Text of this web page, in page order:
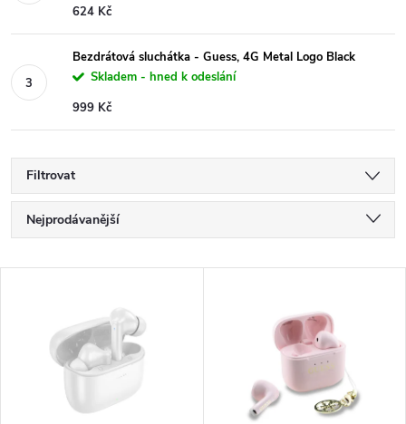
624 Kč
Bezdrátová sluchátka - Guess, 4G Metal Logo Black
Skladem - hned k odeslání
999 Kč
Filtrovat
Ř
a
Nejprodávanější
Abecedně